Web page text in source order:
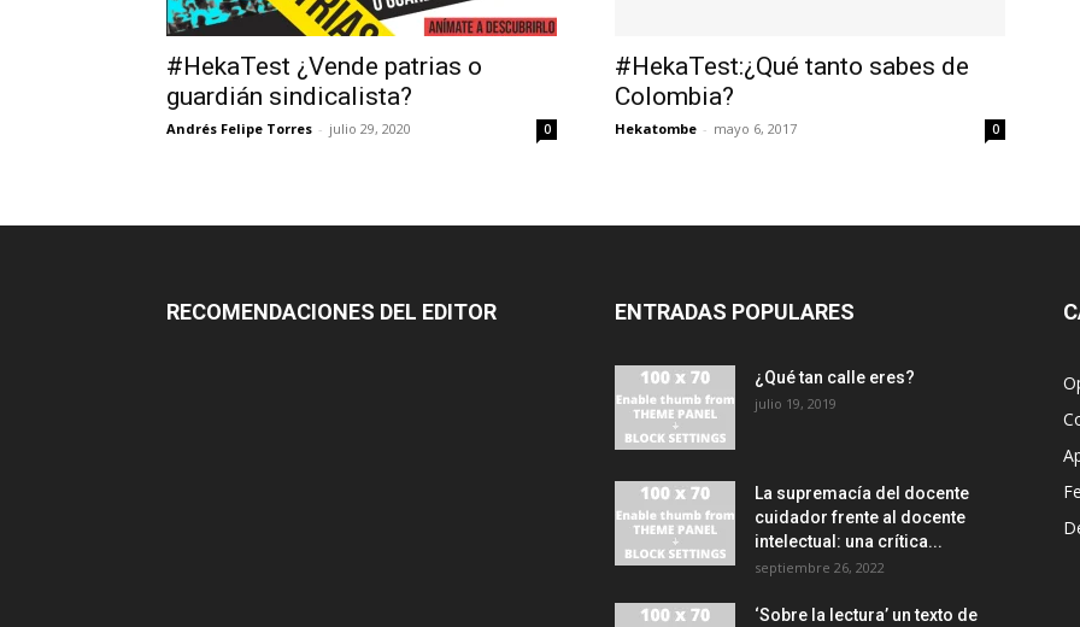
#HekaTest ¿Vende patrias o
guardián sindicalista?
Andrés Felipe Torres - julio 29, 2020 0
#HekaTest:¿Qué tanto sabes de
Colombia?
Hekatombe - mayo 6, 2017 0
RECOMENDACIONES DEL EDITOR ENTRADAS POPULARES
¿Qué tan calle eres?
julio 19, 2019
La supremacía del docente
cuidador frente al docente
intelectual: una crítica...
septiembre 26, 2022
‘Sobre la lectura’ un texto de